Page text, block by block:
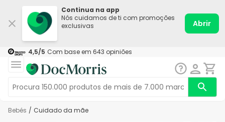
Continua na app
Nós cuidamos de ti com promoções
exclusivas
Abrir
4,5/5 Com base em 643 opiniões
Bebés / Cuidado da mãe